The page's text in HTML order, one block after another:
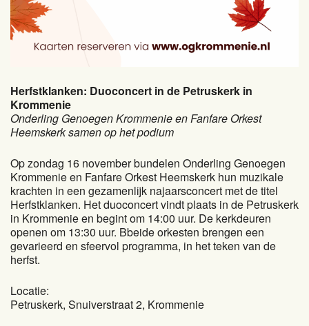
Herfstklanken: Duoconcert in de Petruskerk in
Krommenie
Onderling Genoegen Krommenie en Fanfare Orkest
Heemskerk samen op het podium
Op zondag 16 november bundelen Onderling Genoegen
Krommenie en Fanfare Orkest Heemskerk hun muzikale
krachten in een gezamenlijk najaarsconcert met de titel
Herfstklanken. Het duoconcert vindt plaats in de Petruskerk
in Krommenie en begint om 14:00 uur. De kerkdeuren
openen om 13:30 uur. Bbeide orkesten brengen een
gevarieerd en sfeervol programma, in het teken van de
herfst.
Locatie:
Petruskerk, Snuiverstraat 2, Krommenie